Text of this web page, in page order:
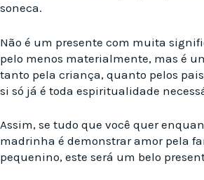
soneca.
Não é um presente com muita
pelo menos materialmente, mas é
tanto pela criança, quanto pelos pais
si só já é toda espiritualidade
Assim, se tudo que você quer
madrinha é demonstrar amor pela
pequenino, este será um belo